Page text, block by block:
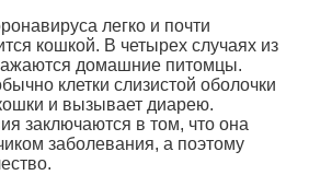
легко и почти
кошкой. В четырех случаях из
домашние питомцы.
клетки слизистой оболочки
и вызывает диарею.
заключаются в том, что она
заболевания, а поэтому